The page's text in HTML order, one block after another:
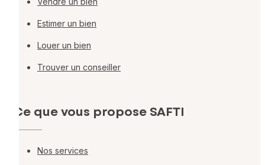
Estimer un bien
Louer un bien
Trouver un conseiller
Ce que vous propose SAFTI
Nos services